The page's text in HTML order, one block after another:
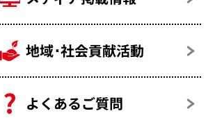
地域･社会貢献活動
よくあるご質問